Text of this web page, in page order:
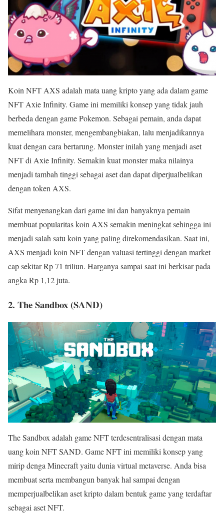
Koin NFT AXS adalah mata uang kripto yang ada dalam game
NFT Axie Infinity. Game ini memiliki konsep yang tidak jauh
berbeda dengan game Pokemon. Sebagai pemain, anda dapat
memelihara monster, mengembangbiakan, lalu menjadikannya
kuat dengan cara bertarung. Monster inilah yang menjadi aset
NFT di Axie Infinity. Semakin kuat monster maka nilainya
menjadi tambah tinggi sebagai aset dan dapat diperjualbelikan
dengan token AXS.
Sifat menyenangkan dari game ini dan banyaknya pemain
membuat popularitas koin AXS semakin meningkat sehingga ini
menjadi salah satu koin yang paling direkomendasikan. Saat ini,
AXS menjadi koin NFT dengan valuasi tertinggi dengan market
cap sekitar Rp 71 triliun. Harganya sampai saat ini berkisar pada
angka Rp 1,12 juta.
2. The Sandbox (SAND)
The Sandbox adalah game NFT terdesentralisasi dengan mata
uang koin NFT SAND. Game NFT ini memiliki konsep yang
mirip denga Minecraft yaitu dunia virtual metaverse. Anda bisa
membuat serta membangun banyak hal sampai dengan
memperjualbelikan aset kripto dalam bentuk game yang terdaftar
sebagai aset NFT.